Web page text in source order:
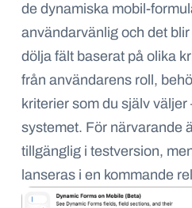
de dynamiska mobil-
användarvänlig och det
dölja fält baserat på olika
från användarens roll,
kriterier som du själv
systemet. För närvarande
tillgänglig i testversion,
lanseras i en kommande